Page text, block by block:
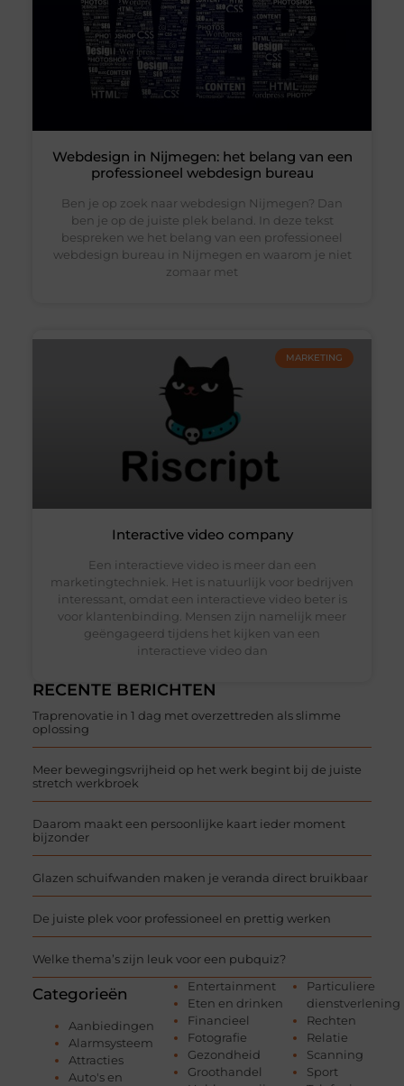
RECENTE BERICHTEN
Traprenovatie in 1 dag met overzettreden als slimme
oplossing
Meer bewegingsvrijheid op het werk begint bij de juiste
stretch werkbroek
Daarom maakt een persoonlijke kaart ieder moment
bijzonder
Glazen schuifwanden maken je veranda direct bruikbaar
De juiste plek voor professioneel en prettig werken
Welke thema’s zijn leuk voor een pubquiz?
Categorieën
Aanbiedingen
Alarmsysteem
Attracties
Auto's en
Entertainment
Eten en drinken
Financieel
Fotografie
Gezondheid
Groothandel
Particuliere
dienstverlening
Rechten
Relatie
Scanning
Sport
Webdesign in Nijmegen: het belang van een
professioneel webdesign bureau
Ben je op zoek naar webdesign Nijmegen? Dan
ben je op de juiste plek beland. In deze tekst
bespreken we het belang van een professioneel
webdesign bureau in Nijmegen en waarom je niet
zomaar met
MARKETING
Interactive video company
Een interactieve video is meer dan een
marketingtechniek. Het is natuurlijk voor bedrijven
interessant, omdat een interactieve video beter is
voor klantenbinding. Mensen zijn namelijk meer
geëngageerd tijdens het kijken van een
interactieve video dan